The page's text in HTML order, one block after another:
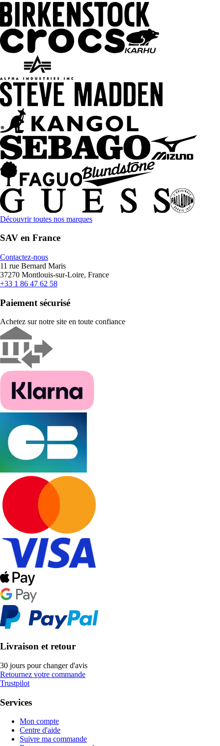
Découvrir toutes nos marques
SAV en France
Contactez-nous
11 rue Bernard Maris
37270 Montlouis-sur-Loire, France
+33 1 86 47 62 58
Paiement sécurisé
Achetez sur notre site en toute confiance
Livraison et retour
30 jours pour changer d'avis
Retournez votre commande
Trustpilot
Services
Mon compte
Centre d'aide
Suivre ma commande